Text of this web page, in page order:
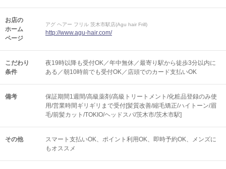
お店の
ホーム
ページ
アグ ヘアー フリル 茨木市駅店(Agu hair Frill)
http://www.agu-hair.com/
こだわり
条件
夜19時以降も受付OK／年中無休／最寄り駅から徒歩3分以内に
ある／朝10時前でも受付OK／店頭でのカード支払いOK
備考
保証期間1週間/高級薬剤/高級トリートメント/化粧品登録のみ使
用/営業時間ギリギリまで受付[髪質改善/縮毛矯正/ハイトーン/眉
毛/前髪カット/TOKIO/ヘッドスパ/茨木市/茨木市駅]
その他 スマート支払いOK ポイント利用OK 即時予約OK
メンズに
もオススメ